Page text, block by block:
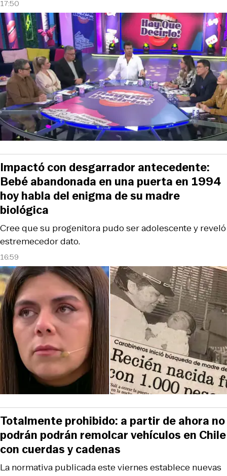
17:50
16:59
Cree que su progenitora pudo ser adolescente y reveló
estremecedor dato.
Impactó con desgarrador antecedente:
Bebé abandonada en una puerta en 1994
hoy habla del enigma de su madre
biológica
La normativa publicada este viernes establece nuevas
Totalmente prohibido: a partir de ahora no
podrán podrán remolcar vehículos en Chile
con cuerdas y cadenas